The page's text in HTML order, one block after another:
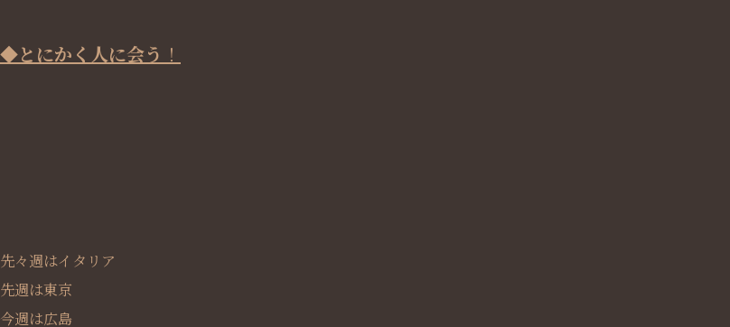
◆とにかく人に会う ！
先々週はイタリア
先週は東京
今週は広島